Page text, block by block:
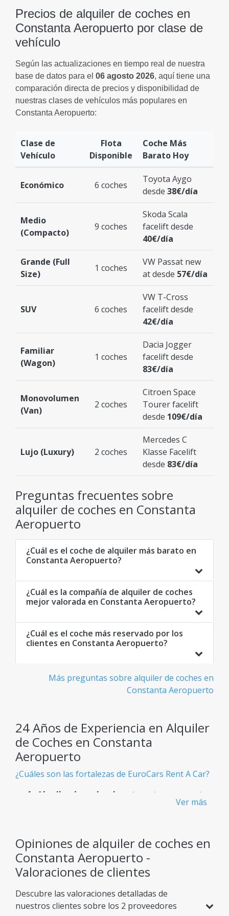
Precios de alquiler de coches en
Constanta Aeropuerto por clase de
vehículo
Según las actualizaciones en tiempo real de nuestra
base de datos para el 06 agosto 2026, aquí tiene una
comparación directa de precios y disponibilidad de
nuestras clases de vehículos más populares en
Constanta Aeropuerto:
Clase de
Vehículo
Flota
Disponible
Coche Más
Barato Hoy
Económico 6 coches
Toyota Aygo
desde 38€/día
Medio
(Compacto)
9 coches
Skoda Scala
facelift desde
40€/día
Grande (Full
Size)
1 coches
VW Passat new
at desde 57€/día
SUV 6 coches
VW T-Cross
facelift desde
42€/día
Familiar
(Wagon)
1 coches
Dacia Jogger
facelift desde
83€/día
Monovolumen
(Van)
2 coches
Citroen Space
Tourer facelift
desde 109€/día
Lujo (Luxury) 2 coches
Mercedes C
Klasse Facelift
desde 83€/día
Preguntas frecuentes sobre
alquiler de coches en Constanta
Aeropuerto
¿Cuál es el coche de alquiler más barato en
Constanta Aeropuerto?
¿Cuál es la compañía de alquiler de coches
mejor valorada en Constanta Aeropuerto?
¿Cuál es el coche más reservado por los
clientes en Constanta Aeropuerto?
Más preguntas sobre alquiler de coches en
Constanta Aeropuerto
24 Años de Experiencia en Alquiler
de Coches en Constanta
Aeropuerto
¿Cuáles son las fortalezas de EuroCars Rent A Car?
Alquiler de coches baratos y transparentes
sin sorpresas inesperadas.
Flota Gigante
Más de 900 modelos de coches disponibles,
adaptados a cualquier necesidad de viaje.
Ver más
Opiniones de alquiler de coches en
Constanta Aeropuerto -
Valoraciones de clientes
Descubre las valoraciones detalladas de
nuestros clientes sobre los 2 proveedores